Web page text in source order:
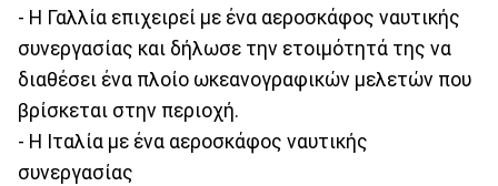
- Η Γαλλία επιχειρεί με ένα αεροσκάφος ναυτικής
συνεργασίας και δήλωσε την ετοιμότητά της να
διαθέσει ένα πλοίο ωκεανογραφικών μελετών που
βρίσκεται στην περιοχή.
- Η Ιταλία με ένα αεροσκάφος ναυτικής
συνεργασίας